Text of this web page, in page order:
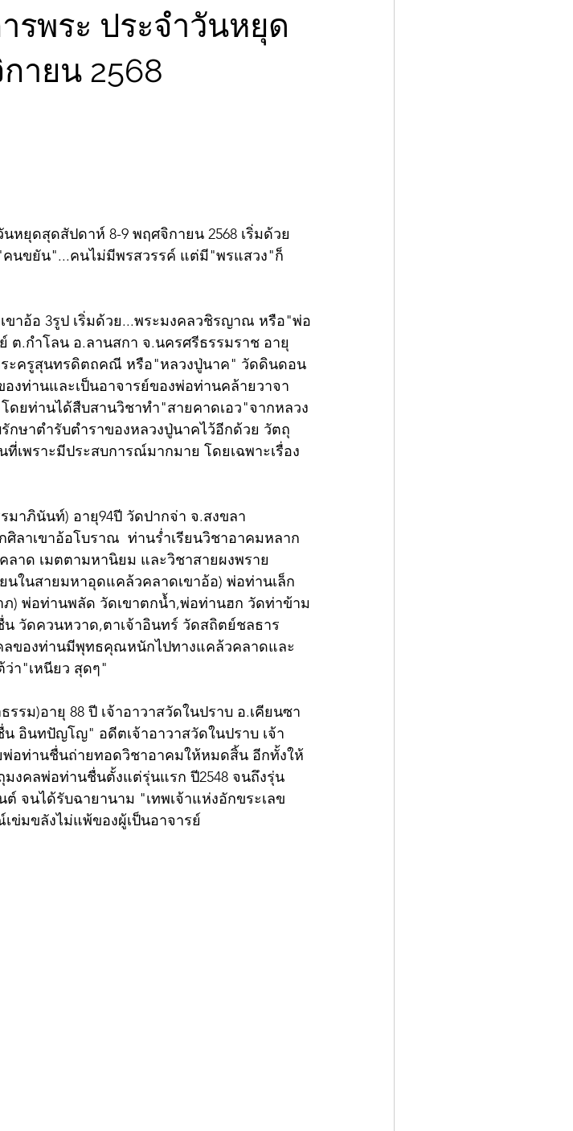
รพระ ประจำวันหยุด
ายน 2568
ยุดสุดสัปดาห์ 8-9 พฤศจิกายน 2568 เริ่มด้วย
คนขยัน"...คนไม่มีพรสวรรค์ แต่มี"พรแสวง"ก็
าอ้อ 3รูป เริ่มด้วย...พระมงคลวชิรญาณ หรือ"พ่อ
.กำโลน อ.ลานสกา จ.นครศรีธรรมราช อายุ
ระครูสุนทรดิตถคณี หรือ"หลวงปู่นาค" วัดดินดอน
งท่านและเป็นอาจารย์ของพ่อท่านคล้ายวาจา
ยท่านได้สืบสานวิชาทำ"สายคาดเอว"จากหลวง
ษาตำรับตำราของหลวงปู่นาคไว้อีกด้วย วัตถุ
เพราะมีประสบการณ์มากมาย โดยเฉพาะเรื่อง
าภินันท์) อายุ94ปี วัดปากจ่า จ.สงขลา
ลา​เขาอ้อโบราณ  ท่านร่ำเรียนวิชาอาคมหลาก
าด​ เมตตามหานิยม และวิชาสายผงพราย
ในสายมหาอุด​แคล้วคลาดเขาอ้อ) พ่อท่านเล็ก
) พ่อท่านพลัด วัดเขาตกน้ำ,พ่อท่านฮก วัดท่าข้าม
วัดควนหวาด,ตาเจ้าอินทร์ วัดสถิต​ย์ชลธาร
ลของท่านมีพุทธ​คุณ​หนักไปทางแคล้วคลาดและ
า"เหนียว สุดๆ"
ม)อายุ 88 ปี เจ้าอาวาสวัดในปราบ อ.เคียนซา
อินทปัญโญ" อดีตเจ้าอาวาสวัดในปราบ เจ้า
พ่อท่านชื่นถ่ายทอดวิชาอาคมให้หมดสิ้น อีกทั้งให้
งคลพ่อท่านชื่นตั้งแต่รุ่นแรก ปี2548 จนถึงรุ่น
จนได้รับฉายานาม "เทพเจ้าแห่งอักขระเลข
ข่มขลังไม่แพ้ของผู้เป็นอาจารย์